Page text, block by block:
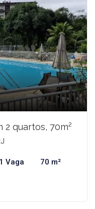
quartos, 70m²
1 Vaga 70 m²